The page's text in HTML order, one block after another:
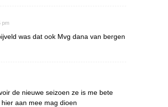
pm
was dat ook Mvg dana van bergen
de nieuwe seizoen ze is me bete
aan mee mag dioen